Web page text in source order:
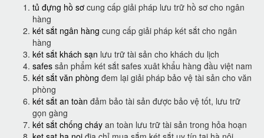
tủ đựng hồ sơ cung cấp giải pháp lưu trữ hồ sơ cho ngân
hàng
két sắt ngân hàng cung cấp giải pháp két sắt cho ngân
hàng
két sắt khách sạn lưu trữ tài sản cho khách du lịch
safes sản phẩm két sắt safes xuât khẩu hàng đầu việt nam
két sắt văn phòng đem lại giải pháp bảo vệ tài sản cho văn
phòng
két sắt an toàn đảm bảo tài sản được bảo vệ tốt, lưu trữ
gọn gàng
két sắt chống cháy an toàn lưu trữ tài sản trong hỏa hoạn